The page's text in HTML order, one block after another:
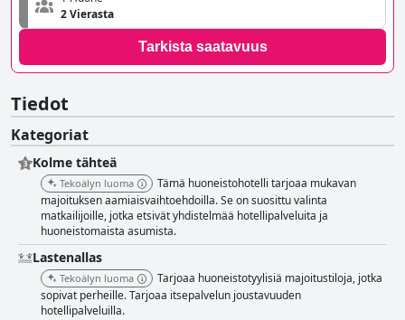
2 Vierasta
Tarkista saatavuus
Tiedot
Kategoriat
Kolme tähteä
Tekoälyn luoma
Tämä huoneistohotelli tarjoaa mukavan
majoituksen aamiaisvaihtoehdoilla. Se on suosittu valinta
matkailijoille, jotka etsivät yhdistelmää hotellipalveluita ja
huoneistomaista asumista.
Lastenallas
Tekoälyn luoma
Tarjoaa huoneistotyylisiä majoitustiloja, jotka
sopivat perheille. Tarjoaa itsepalvelun joustavuuden
hotellipalveluilla.